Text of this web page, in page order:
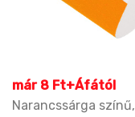
már 8 Ft+Áfától
Narancssárga